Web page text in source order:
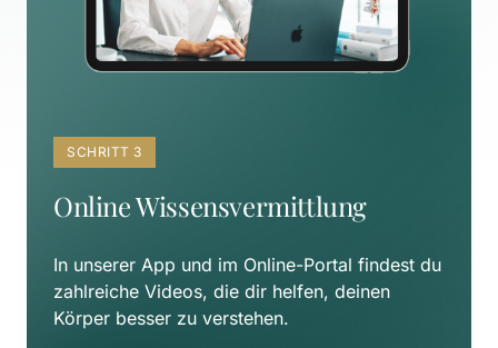
SCHRITT 3
Online Wissensvermittlung
In unserer App und im Online-Portal findest du
zahlreiche Videos, die dir helfen, deinen
Körper besser zu verstehen.